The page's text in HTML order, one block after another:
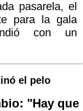
pasarela, el
para la gala
con un
el pelo
"Hay que